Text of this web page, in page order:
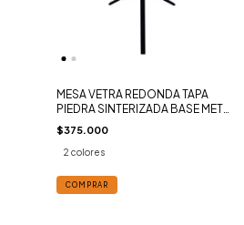
MESA VETRA REDONDA TAPA
PIEDRA SINTERIZADA BASE METAL
70cm
$375.000
2 colores
COMPRAR